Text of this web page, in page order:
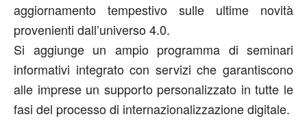
aggiornamento tempestivo sulle ultime novità
provenienti dall’universo 4.0.
Si aggiunge un ampio programma di seminari
informativi integrato con servizi che garantiscono
alle imprese un supporto personalizzato in tutte le
fasi del processo di internazionalizzazione digitale.